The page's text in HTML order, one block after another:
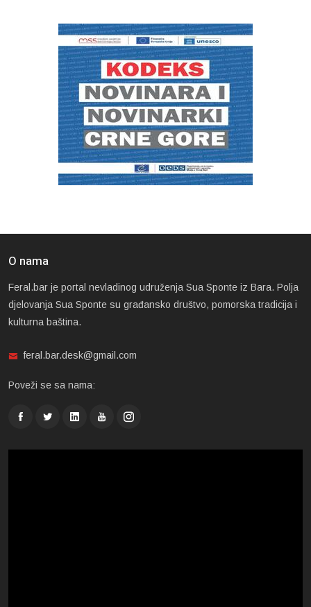
O nama
Feral.bar je portal nevladinog udruženja Sua Sponte iz Bara. Polja
djelovanja Sua Sponte su građansko društvo, pomorska tradicija i
kulturna baština.
feral.bar.desk@gmail.com
Poveži se sa nama: